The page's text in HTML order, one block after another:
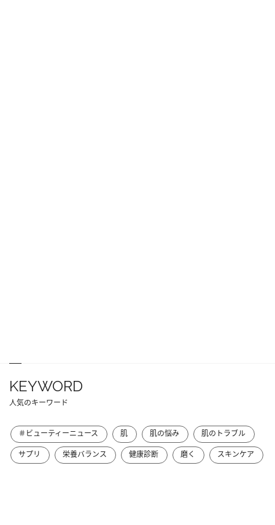
KEYWORD
人気のキーワード
＃ビューティーニュース 肌 肌の悩み
肌のトラブル
サプリ
栄養バランス 健康診断 磨く スキンケア